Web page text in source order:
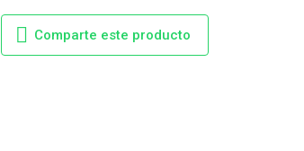
Comparte este producto